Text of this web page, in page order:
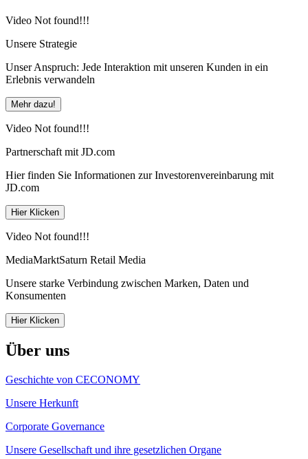
Video Not found!!!
Unsere Strategie
Unser Anspruch: Jede Interaktion mit unseren Kunden in ein
Erlebnis verwandeln
Mehr dazu!
Video Not found!!!
Partnerschaft mit JD.com
Hier finden Sie Informationen zur Investorenvereinbarung mit
JD.com
Hier Klicken
Video Not found!!!
MediaMarktSaturn Retail Media
Unsere starke Verbindung zwischen Marken, Daten und
Konsumenten
Hier Klicken
Über uns
Geschichte von CECONOMY
Unsere Herkunft
Corporate Governance
Unsere Gesellschaft und ihre gesetzlichen Organe